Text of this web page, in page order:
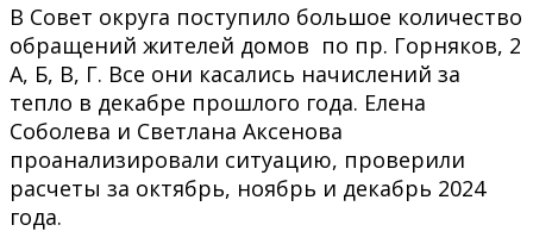
В Совет округа поступило большое количество
обращений жителей домов по пр. Горняков, 2
А, Б, В, Г. Все они касались начислений за
тепло в декабре прошлого года. Елена
Соболева и Светлана Аксенова
проанализировали ситуацию, проверили
расчеты за октябрь, ноябрь и декабрь 2024
года.